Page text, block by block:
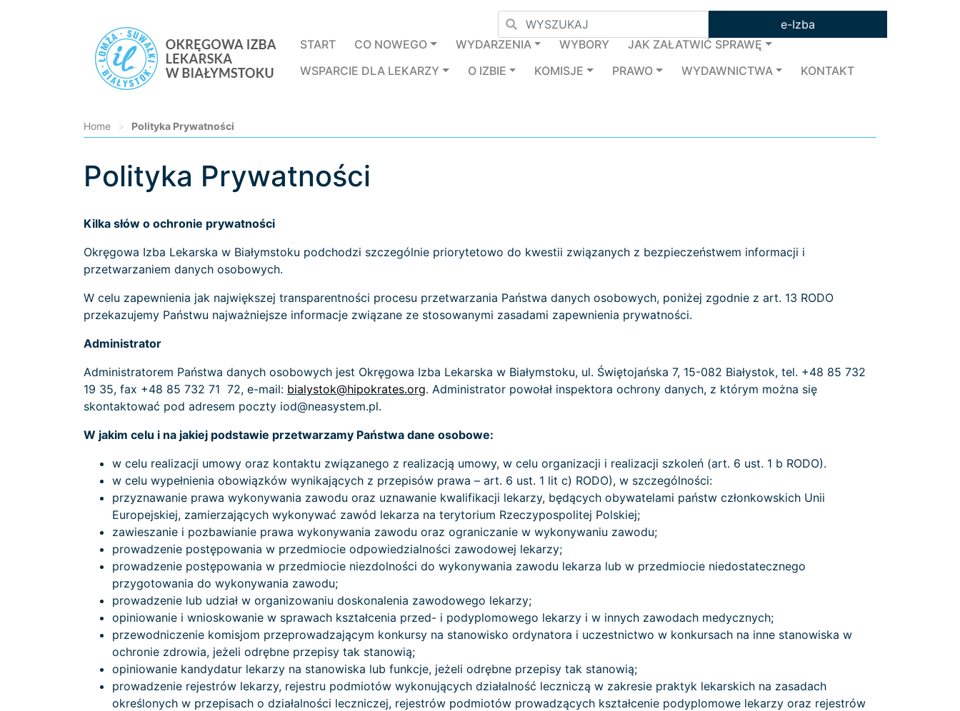
e-Izba
START
CO NOWEGO WYDARZENIA WYBORY
JAK ZAŁATWIĆ SPRAWĘ
WSPARCIE DLA LEKARZY
O IZBIE KOMISJE PRAWO WYDAWNICTWA KONTAKT
Home > Polityka Prywatności
Polityka Prywatności
Kilka słów o ochronie prywatności
Okręgowa Izba Lekarska w Białymstoku podchodzi szczególnie priorytetowo do kwestii związanych z bezpieczeństwem informacji i
przetwarzaniem danych osobowych.
W celu zapewnienia jak największej transparentności procesu przetwarzania Państwa danych osobowych, poniżej zgodnie z art. 13 RODO
przekazujemy Państwu najważniejsze informacje związane ze stosowanymi zasadami zapewnienia prywatności.
Administrator
Administratorem Państwa danych osobowych jest Okręgowa Izba Lekarska w Białymstoku, ul. Świętojańska 7, 15-082 Białystok, tel. +48 85 732
19 35, fax +48 85 732 71 72, e-mail: bialystok@hipokrates.org. Administrator powołał inspektora ochrony danych, z którym można się
skontaktować pod adresem poczty iod@neasystem.pl.
W jakim celu i na jakiej podstawie przetwarzamy Państwa dane osobowe:
w celu realizacji umowy oraz kontaktu związanego z realizacją umowy, w celu organizacji i realizacji szkoleń (art. 6 ust. 1 b RODO).
w celu wypełnienia obowiązków wynikających z przepisów prawa – art. 6 ust. 1 lit c) RODO), w szczególności:
przyznawanie prawa wykonywania zawodu oraz uznawanie kwalifikacji lekarzy, będących obywatelami państw członkowskich Unii
Europejskiej, zamierzających wykonywać zawód lekarza na terytorium Rzeczypospolitej Polskiej;
zawieszanie i pozbawianie prawa wykonywania zawodu oraz ograniczanie w wykonywaniu zawodu;
prowadzenie postępowania w przedmiocie odpowiedzialności zawodowej lekarzy;
prowadzenie postępowania w przedmiocie niezdolności do wykonywania zawodu lekarza lub w przedmiocie niedostatecznego
przygotowania do wykonywania zawodu;
prowadzenie lub udział w organizowaniu doskonalenia zawodowego lekarzy;
opiniowanie i wnioskowanie w sprawach kształcenia przed- i podyplomowego lekarzy i w innych zawodach medycznych;
przewodniczenie komisjom przeprowadzającym konkursy na stanowisko ordynatora i uczestnictwo w konkursach na inne stanowiska w
ochronie zdrowia, jeżeli odrębne przepisy tak stanowią;
opiniowanie kandydatur lekarzy na stanowiska lub funkcje, jeżeli odrębne przepisy tak stanowią;
prowadzenie rejestrów lekarzy, rejestru podmiotów wykonujących działalność leczniczą w zakresie praktyk lekarskich na zasadach
określonych w przepisach o działalności leczniczej, rejestrów podmiotów prowadzących kształcenie podyplomowe lekarzy oraz rejestrów